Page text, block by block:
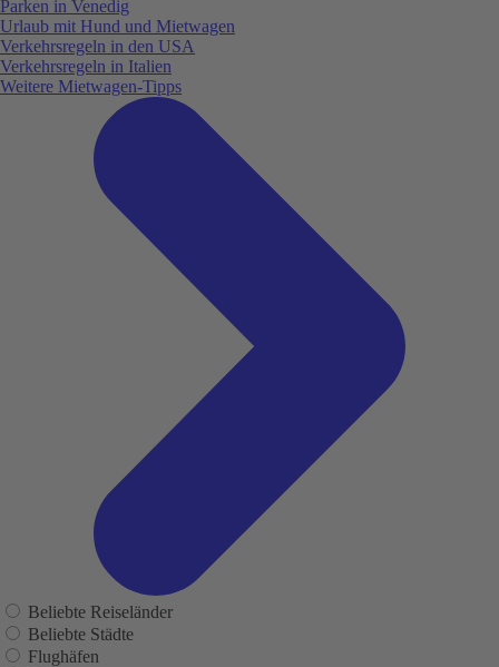
Parken in Venedig
Urlaub mit Hund und Mietwagen
Verkehrsregeln in den USA
Verkehrsregeln in Italien
Weitere Mietwagen-Tipps
Beliebte Reiseländer
Beliebte Städte
Flughäfen